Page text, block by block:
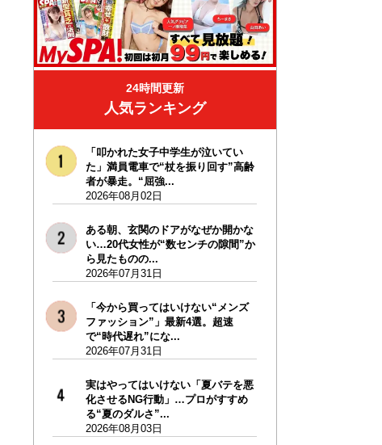
24時間更新
人気ランキング
「叩かれた女子中学生が泣いてい
た」満員電車で“杖を振り回す”高齢
者が暴走。“屈強...
2026年08月02日
ある朝、玄関のドアがなぜか開かな
い…20代女性が“数センチの隙間”か
ら見たものの...
2026年07月31日
「今から買ってはいけない“メンズ
ファッション”」最新4選。超速
で“時代遅れ”にな...
2026年07月31日
実はやってはいけない「夏バテを悪
化させるNG行動」…プロがすすめ
る“夏のダルさ”...
2026年08月03日